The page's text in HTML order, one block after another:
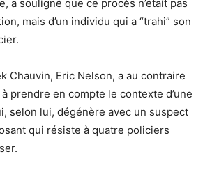
a souligné que ce procès n’était pas
mais d’un individu qui a “trahi” son
Chauvin, Eric Nelson, a au contraire
prendre en compte le contexte d’une
selon lui, dégénère avec un suspect
qui résiste à quatre policiers